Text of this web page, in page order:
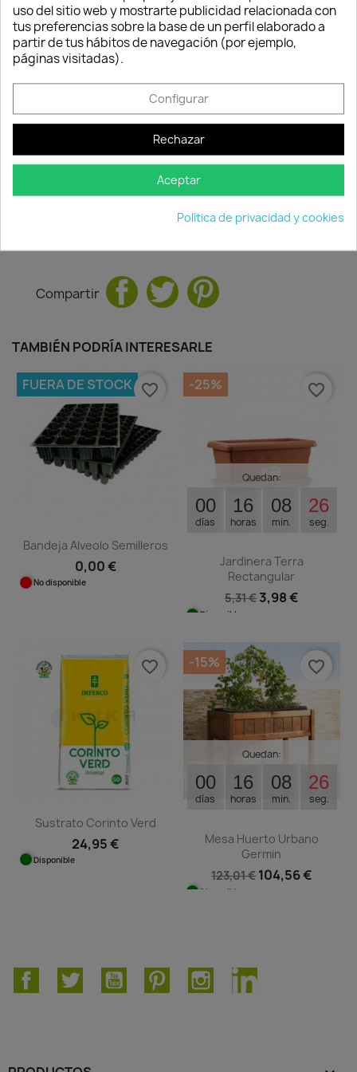
seguridad
son 100% seguros.
Política de
entrega
Envío peninsular,
Islas Baleares y
Portugal.
devolución
para hacer la
paquete
Compartir
TAMBIÉN PODRÍA INTERESARLE
Bandeja Alveolo Semilleros
0,00 €
No disponible
FUERA DE STOCK favorite_border
Quedan:
00
días
16
horas
08
min.
25
seg.
Jardinera Terra
Rectangular
5,31 €3,98 €
Disponible
-25% favorite_border
Sustrato Corinto Verd
24,95 €
Disponible
favorite_border
Quedan:
00
días
16
horas
08
min.
25
seg.
Mesa Huerto Urbano
Germin
123,01 €104,56 €
Disponible
-15% favorite_border
FacebookTwitter YouTube PinterestInstagramLinkedIn
uso del sitio web y mostrarte publicidad relacionada con
tus preferencias sobre la base de un perfil elaborado a
partir de tus hábitos de navegación (por ejemplo,
páginas visitadas).
Configurar
Rechazar
Aceptar
Política de privacidad y cookies
Consentimiento de cookies